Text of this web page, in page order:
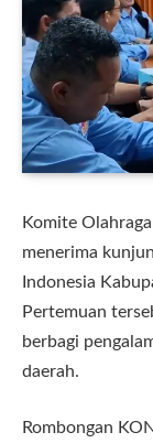
Komite
menerima
Indonesia
Pertemuan
berbagi
daerah.
Rombongan